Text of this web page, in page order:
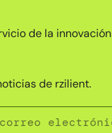
de la innovación
de rzilient.